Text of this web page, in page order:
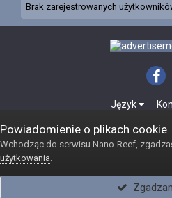
Brak zarejestrowanych
Język
Internetowy sklep
Powiadomienie o plikach cookie
Wchodząc do serwisu Nano-Reef,
użytkowania.